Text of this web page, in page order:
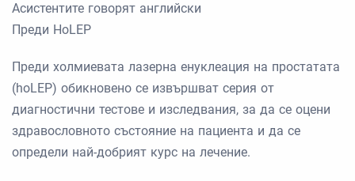
Асистентите говорят английски
Преди HoLEP
Преди холмиевата лазерна енуклеация на простатата
(hoLEP) обикновено се извършват серия от
диагностични тестове и изследвания, за да се оцени
здравословното състояние на пациента и да се
определи най-добрият курс на лечение.